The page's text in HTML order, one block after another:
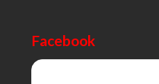
Facebook